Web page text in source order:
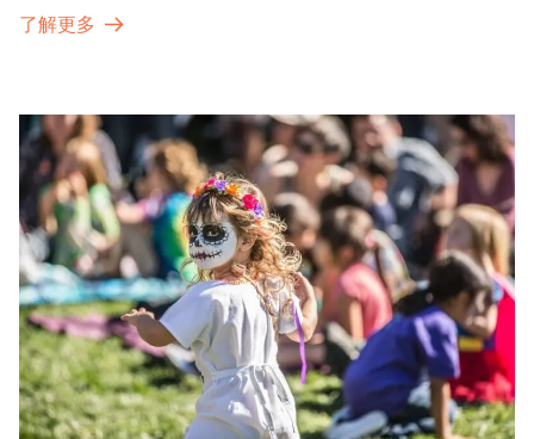
sets from boundary-pushing artists, delicious offerings
move, make, and connect in celebration of Black culture.
了解更多